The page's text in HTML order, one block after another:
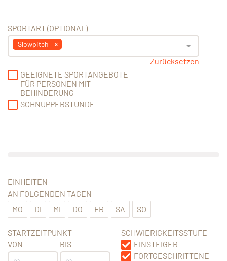
SPORTART (OPTIONAL)
Slowpitch
Zurücksetzen
GEEIGNETE SPORTANGEBOTE
FÜR PERSONEN MIT
BEHINDERUNG
SCHNUPPERSTUNDE
EINHEITEN
AN FOLGENDEN TAGEN
MO
DI MI DO FR SA SO
STARTZEITPUNKT
VON
BIS
SCHWIERIGKEITSSTUFE
EINSTEIGER
FORTGESCHRITTENE